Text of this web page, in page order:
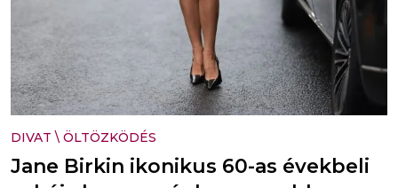
DIVAT \ ÖLTÖZKÖDÉS
Jane Birkin ikonikus 60-as évekbeli